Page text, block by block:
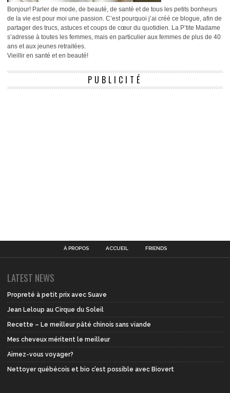
Bonjour! Parler de mode, de beauté, de santé et de tous les petits bonheurs
de la vie est pour moi une passion. C’est pourquoi j’ai créé ce blogue, afin de
partager des trucs, astuces et coups de cœur du quotidien. La P’tite Madame
s’adresse à toutes les femmes, mais en particulier aux femmes de plus de 40
ans et aux jeunes retraitées.
Vieillir en santé et en beauté!
PUBLICITÉ
À PROPOS ACCUEIL FRIENDS
LATEST NEWS
Propreté à petit prix avec Suave
Jean Leloup au Cirque du Soleil
Recette – Le meilleur pâté chinois sans viande
Mes cheveux méritent le meilleur
Aimez-vous voyager?
Nettoyer québécois et bio c’est possible avec Biovert